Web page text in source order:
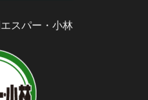
スパー・小林